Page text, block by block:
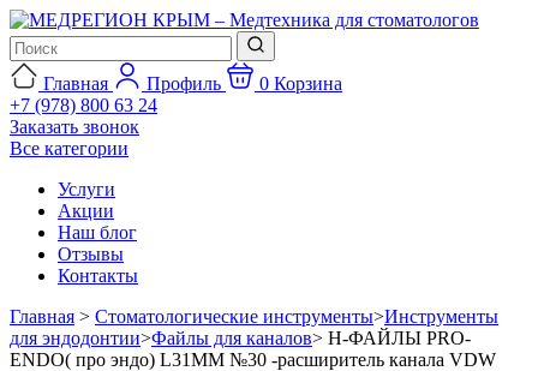
Главная Профиль 0 Корзина
+7 (978) 800 63 24
Заказать звонок
Все категории
Услуги
Акции
Наш блог
Отзывы
Контакты
Главная > Стоматологические инструменты>Инструменты
для эндодонтии>Файлы для каналов> Н-ФАЙЛЫ PRO-
ENDO( про эндо) L31ММ №30 -расширитель канала VDW